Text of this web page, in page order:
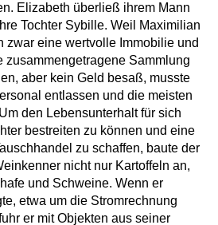
Elizabeth überließ ihrem Mann
Tochter Sybille. Weil Maximilian
zwar eine wertvolle Immobilie und
zusammengetragene Sammlung
aber kein Geld besaß, musste
entlassen und die meisten
den Lebensunterhalt für sich
bestreiten zu können und eine
zu schaffen, baute der
nicht nur Kartoffeln an,
und Schweine. Wenn er
etwa um die Stromrechnung
er mit Objekten aus seiner